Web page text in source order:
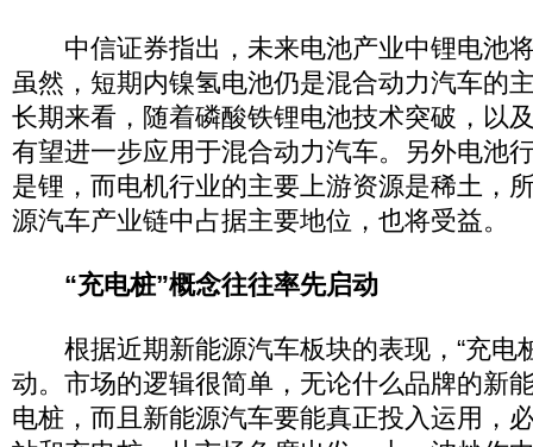
中信证券指出，未来电池产业中锂电池
虽然，短期内镍氢电池仍是混合动力汽车的
长期来看，随着磷酸铁锂电池技术突破，以
有望进一步应用于混合动力汽车。另外电池
是锂，而电机行业的主要上游资源是稀土，
源汽车产业链中占据主要地位，也将受益。
“充电桩”概念往往率先启动
根据近期新能源汽车板块的表现，“充电
动。市场的逻辑很简单，无论什么品牌的新
电桩，而且新能源汽车要能真正投入运用，